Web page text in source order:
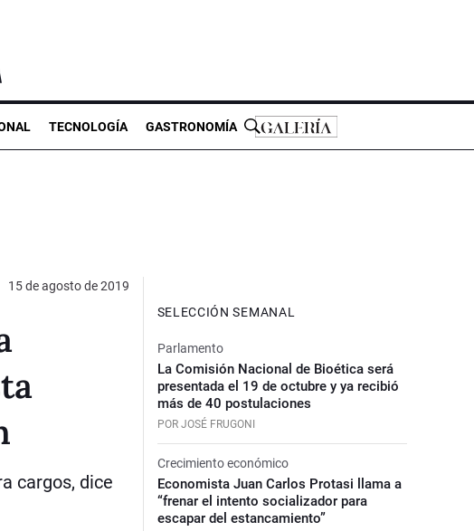
TECNOLOGÍA GASTRONOMÍA
15 de agosto de 2019
cargos, dice
SELECCIÓN SEMANAL
Parlamento
La Comisión Nacional de Bioética será
presentada el 19 de octubre y ya recibió
más de 40 postulaciones
POR JOSÉ FRUGONI
Crecimiento económico
Economista Juan Carlos Protasi llama a
“frenar el intento socializador para
escapar del estancamiento”